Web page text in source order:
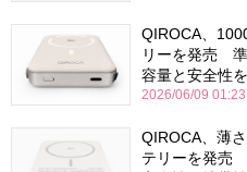
QIROCA、
リーを発売
容量と安全性
2026/06/09
QIROCA、薄
テリーを発売